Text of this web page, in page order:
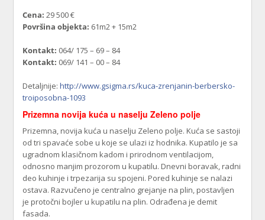
Cena: 29 500 €
Površina objekta: 61m2 + 15m2
Kontakt: 064/ 175 – 69 – 84
Kontakt: 069/ 141 – 00 – 84
Detaljnije:http://www.gsigma.rs/kuca-zrenjanin-berbersko-
troiposobna-1093
Prizemna novija kuća u naselju Zeleno polje
Prizemna, novija kuća u naselju Zeleno polje. Kuća se sastoji
od tri spavaće sobe u koje se ulazi iz hodnika. Kupatilo je sa
ugradnom klasičnom kadom i prirodnom ventilacijom,
odnosno manjim prozorom u kupatilu. Dnevni boravak, radni
deo kuhinje i trpezarija su spojeni. Pored kuhinje se nalazi
ostava. Razvučeno je centralno grejanje na plin, postavljen
je protočni bojler u kupatilu na plin. Odrađena je demit
fasada.